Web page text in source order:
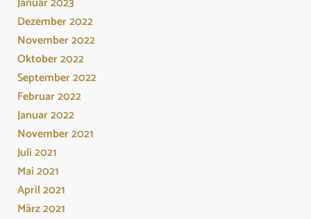
Dezember 2022
November 2022
Oktober 2022
September 2022
Februar 2022
Januar 2022
November 2021
Juli 2021
Mai 2021
April 2021
März 2021